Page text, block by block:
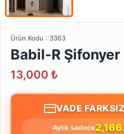
Ürün Kodu : 3363
Babil-R Şifonyer
13,000 ₺
VADE
Aylık sadece